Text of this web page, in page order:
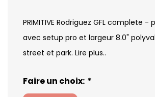
PRIMITIVE Rodriguez GFL complete -
avec setup pro et largeur 8.0"
street et park. Lire plus..
Faire un choix: *